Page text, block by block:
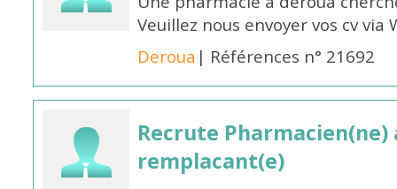
Veuillez nous envoyer vos cv via
Deroua | Références n° 21692
Recrute
remplacant(e)